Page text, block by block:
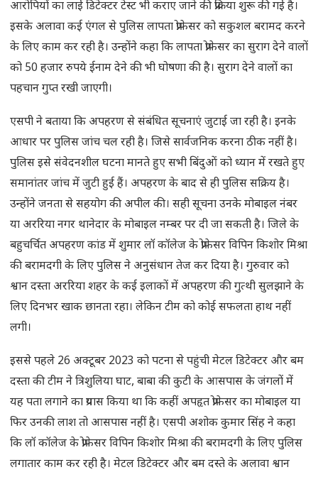
आरोपियों का लाई डिटेक्टर टेस्ट भी कराए जाने की प्रक्रिया शुरू की गई है।
इसके अलावा कई एंगल से पुलिस लापता प्रोफेसर को सकुशल बरामद करने
के लिए काम कर रही है। उन्होंने कहा कि लापता प्रोफेसर का सुराग देने वालों
को 50 हजार रुपये ईनाम देने की भी घोषणा की है। सुराग देने वालों का
पहचान गुप्त रखी जाएगी।
एसपी ने बताया कि अपहरण से संबंधित सूचनाएं जुटाई जा रही है। इनके
आधार पर पुलिस जांच चल रही है। जिसे सार्वजनिक करना ठीक नहीं है।
पुलिस इसे संवेदनशील घटना मानते हुए सभी बिंदुओं को ध्यान में रखते हुए
समानांतर जांच में जुटी हुई हैं। अपहरण के बाद से ही पुलिस सक्रिय है।
उन्होंने जनता से सहयोग की अपील की। सही सूचना उनके मोबाइल नंबर
या अररिया नगर थानेदार के मोबाइल नम्बर पर दी जा सकती है। जिले के
बहुचर्चित अपहरण कांड में शुमार लॉ कॉलेज के प्रोफेसर विपिन किशोर मिश्रा
की बरामदगी के लिए पुलिस ने अनुसंधान तेज कर दिया है। गुरुवार को
श्वान दस्ता अररिया शहर के कई इलाकों में अपहरण की गुत्थी सुलझाने के
लिए दिनभर खाक छानता रहा। लेकिन टीम को कोई सफलता हाथ नहीं
लगी।
इससे पहले 26 अक्टूबर 2023 को पटना से पहुंची मेटल डिटेक्टर और बम
दस्ता की टीम ने त्रिशुलिया घाट, बाबा की कुटी के आसपास के जंगलों में
यह पता लगाने का प्रयास किया था कि कहीं अपहृत प्रोफेसर का मोबाइल या
फिर उनकी लाश तो आसपास नहीं है। एसपी अशोक कुमार सिंह ने कहा
कि लॉ कॉलेज के प्रोफेसर विपिन किशोर मिश्रा की बरामदगी के लिए पुलिस
लगातार काम कर रही है। मेटल डिटेक्टर और बम दस्ते के अलावा श्वान